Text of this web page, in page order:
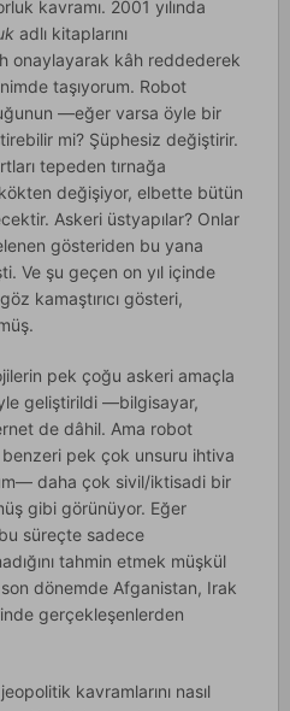
kavramı. 2001 yılında
adlı kitaplarını
onaylayarak kâh reddederek
taşıyorum. Robot
—eğer varsa öyle bir
mi? Şüphesiz değiştirir.
tepeden tırnağa
değişiyor, elbette bütün
Askeri üstyapılar? Onlar
gösteriden bu yana
Ve şu geçen on yıl içinde
kamaştırıcı gösteri,
pek çoğu askeri amaçla
geliştirildi —bilgisayar,
de dâhil. Ama robot
pek çok unsuru ihtiva
daha çok sivil/iktisadi bir
gibi görünüyor. Eğer
süreçte sadece
tahmin etmek müşkül
son dönemde Afganistan, Irak
gerçekleşenlerden
kavramlarını nasıl